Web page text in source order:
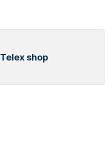
Telex shop